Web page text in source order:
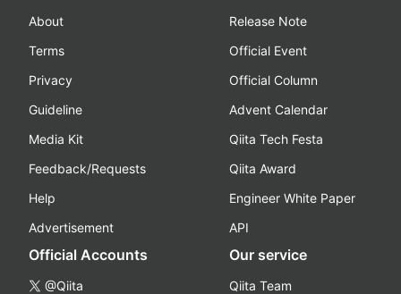
About
Terms
Privacy
Guideline
Media Kit
Feedback/Requests
Help
Advertisement
Release Note
Official Event
Official Column
Advent Calendar
Qiita Tech Festa
Qiita Award
Engineer White Paper
API
Official Accounts
@Qiita
Our service
Qiita Team